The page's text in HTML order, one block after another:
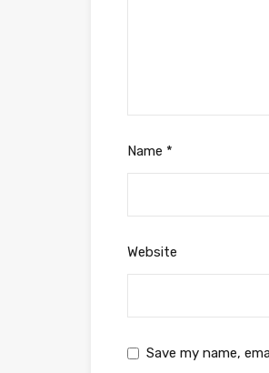
Name *
Website
Save my name,